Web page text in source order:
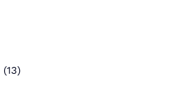
(13)